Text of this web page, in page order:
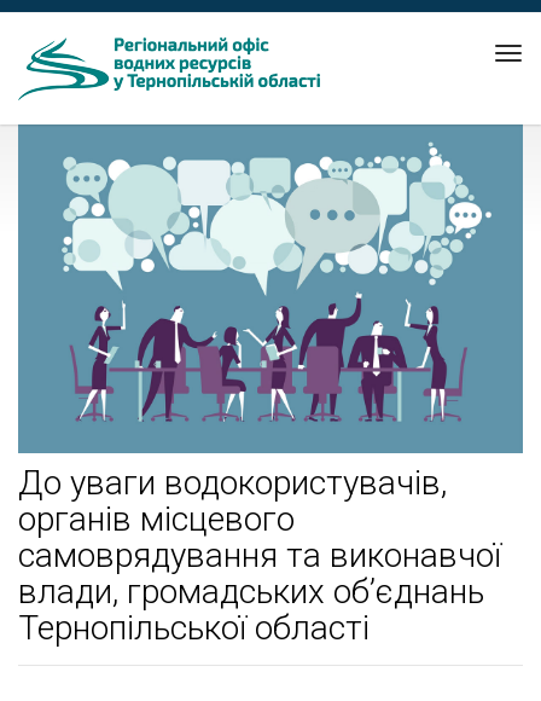
До уваги водокористувачів,
органів місцевого
самоврядування та виконавчої
влади, громадських об’єднань
Тернопільської області